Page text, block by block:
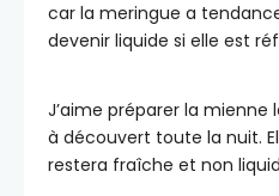
car la meringue a
devenir liquide si elle est
J’aime préparer la mienne
à découvert toute la nuit.
restera fraîche et non